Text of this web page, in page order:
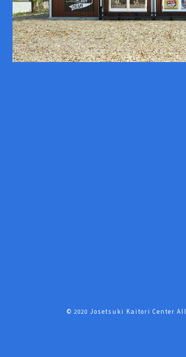
© 2020 Josetsuki Kaitori Center All